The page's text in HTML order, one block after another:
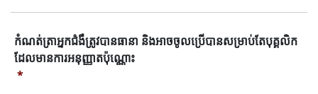
កំណត់
ត្រា
អ្នក
កំណត់ត្រាអ្នកជំងឺត្រូវបានធានា និងអាចចូលប្រើបានសម្រាប់តែបុគ្គលិក
ដែលមានការអនុញ្ញាតប៉ុណ្ណោះ
*